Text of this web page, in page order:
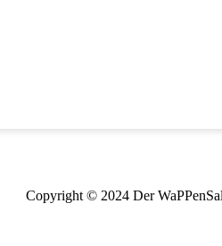
Copyright © 2024 Der